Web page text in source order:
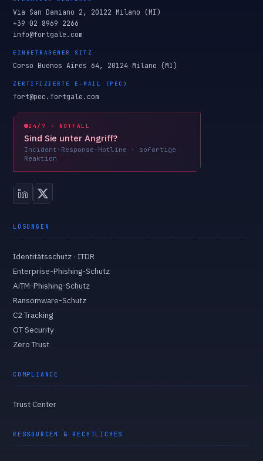
Via San Damiano 2, 20122 Milano (MI)
+39 02 8969 2266
info@fortgale.com
EINGETRAGENER SITZ
Corso Buenos Aires 64, 20124 Milano (MI)
ZERTIFIZIERTE E-MAIL (PEC)
fort@pec.fortgale.com
24/7 · NOTFALL
Sind Sie unter Angriff?
Incident-Response-Hotline · sofortige
Reaktion
LÖSUNGEN
Identitätsschutz · ITDR
Enterprise-Phishing-Schutz
AiTM-Phishing-Schutz
Ransomware-Schutz
C2 Tracking
OT Security
Zero Trust
COMPLIANCE
Trust Center
RESSOURCEN & RECHTLICHES